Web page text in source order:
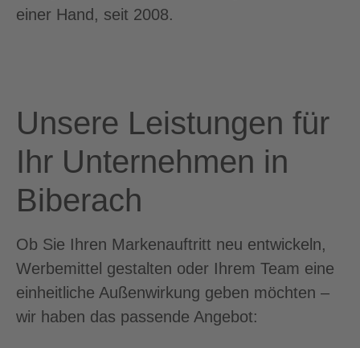
einer Hand, seit 2008.
Unsere Leistungen für
Ihr Unternehmen in
Biberach
Ob Sie Ihren Markenauftritt neu entwickeln,
Werbemittel gestalten oder Ihrem Team eine
einheitliche Außenwirkung geben möchten –
wir haben das passende Angebot: